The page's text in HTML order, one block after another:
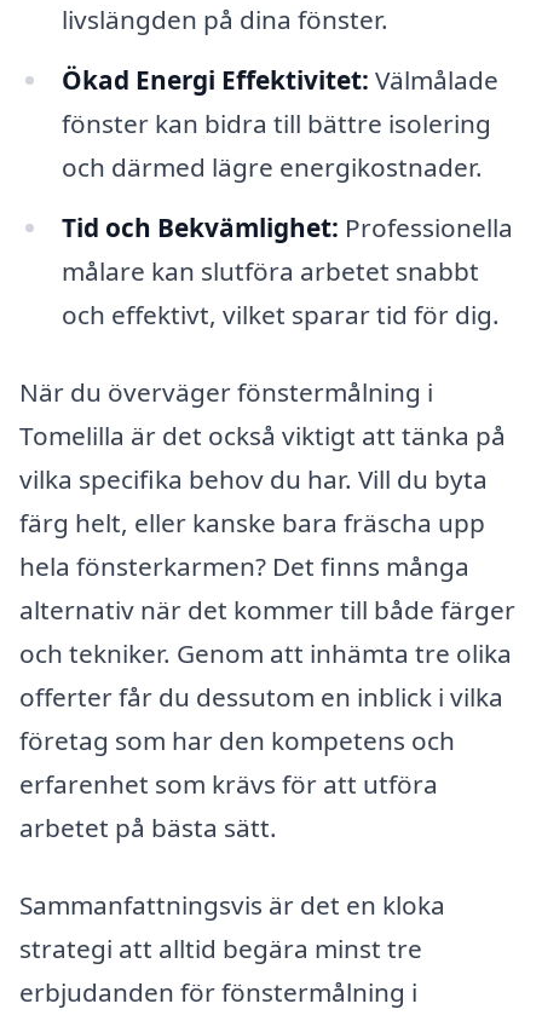
livslängden på dina fönster.
Ökad Energi Effektivitet: Välmålade
fönster kan bidra till bättre isolering
och därmed lägre energikostnader.
Tid och Bekvämlighet: Professionella
målare kan slutföra arbetet snabbt
och effektivt, vilket sparar tid för dig.
När du överväger fönstermålning i
Tomelilla är det också viktigt att tänka på
vilka specifika behov du har. Vill du byta
färg helt, eller kanske bara fräscha upp
hela fönsterkarmen? Det finns många
alternativ när det kommer till både färger
och tekniker. Genom att inhämta tre olika
offerter får du dessutom en inblick i vilka
företag som har den kompetens och
erfarenhet som krävs för att utföra
arbetet på bästa sätt.
Sammanfattningsvis är det en kloka
strategi att alltid begära minst tre
erbjudanden för fönstermålning i